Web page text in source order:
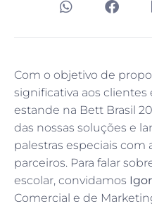
Com o objetivo de
significativa aos clientes
estande na Bett Brasil
das nossas soluções e
palestras especiais com
parceiros. Para falar
escolar, convidamos
Comercial e de